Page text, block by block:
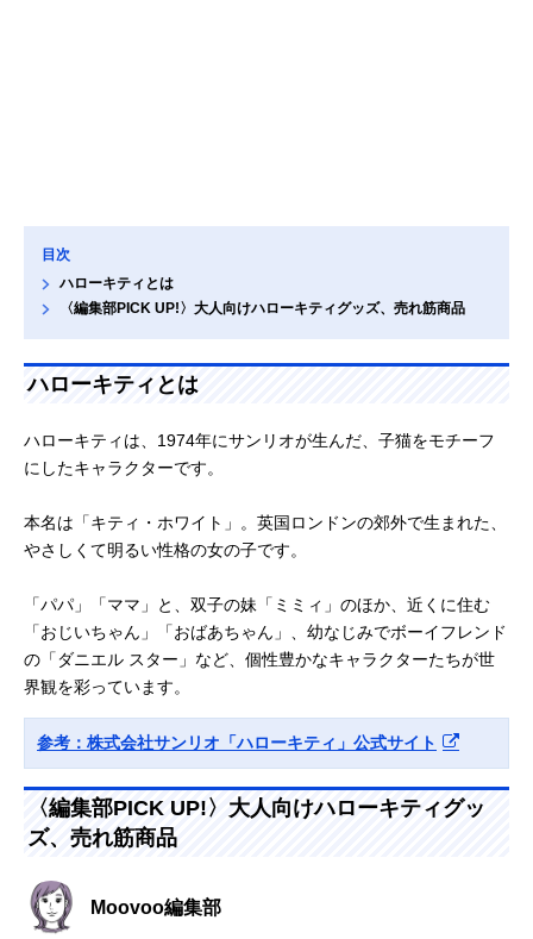
目次
ハローキティとは
〈編集部PICK UP!〉大人向けハローキティグッズ、売れ筋商品
ハローキティとは
ハローキティは、1974年にサンリオが生んだ、子猫をモチーフ
にしたキャラクターです。
本名は「キティ・ホワイト」。英国ロンドンの郊外で生まれた、
やさしくて明るい性格の女の子です。
「パパ」「ママ」と、双子の妹「ミミィ」のほか、近くに住む
「おじいちゃん」「おばあちゃん」、幼なじみでボーイフレンド
の「ダニエル スター」など、個性豊かなキャラクターたちが世
界観を彩っています。
参考：株式会社サンリオ「ハローキティ」公式サイト
〈編集部PICK UP!〉大人向けハローキティグッ
ズ、売れ筋商品
Moovoo編集部